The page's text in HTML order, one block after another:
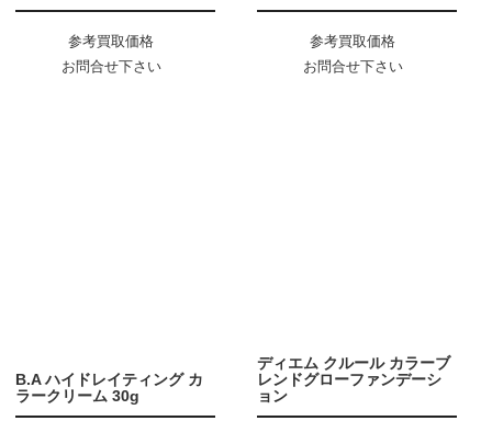
参考買取価格
お問合せ下さい
参考買取価格
お問合せ下さい
B.A ハイドレイティング カ
ラークリーム 30g
ディエム クルール カラーブ
レンドグローファンデーシ
ョン